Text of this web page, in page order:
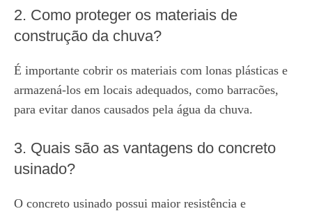
2. Como proteger os materiais de
construção da chuva?
É importante cobrir os materiais com lonas plásticas e
armazená-los em locais adequados, como barracões,
para evitar danos causados pela água da chuva.
3. Quais são as vantagens do concreto
usinado?
O concreto usinado possui maior resistência e